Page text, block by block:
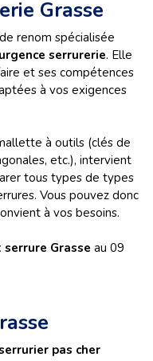
Grasse
renom spécialisée
urgence serrurerie. Elle
et ses compétences
à vos exigences
à outils (clés de
etc.), intervient
tous types de types
Vous pouvez donc
à vos besoins.
Grasse au 09
pas cher